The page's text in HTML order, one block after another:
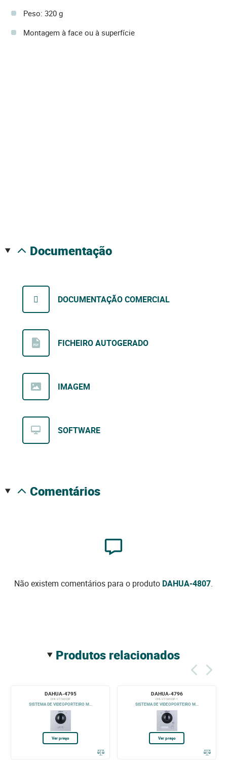
Peso: 320 g
Montagem à face ou à superfície
documentação
DOCUMENTAÇÃO COMERCIAL
FICHEIRO AUTOGERADO
IMAGEM
SOFTWARE
comentários
Não existem comentários para o produto DAHUA-4807.
produtos relacionados
DAHUA-4795
DHI-VTO4103F
SISTEMA DE VIDEOPORTEIRO M...
Ver preço
DAHUA-4796
DHI-VTO4103F-1
SISTEMA DE VIDEOPORTEIRO M...
Ver preço